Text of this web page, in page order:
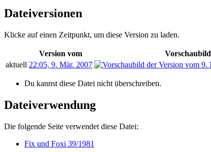
Dateiversionen
Klicke auf einen Zeitpunkt, um diese Version zu laden.
Version vom Vorschaubild
aktuell 22:05, 9. Mär. 2007
Du kannst diese Datei nicht überschreiben.
Dateiverwendung
Die folgende Seite verwendet diese Datei:
Fix und Foxi 39/1981